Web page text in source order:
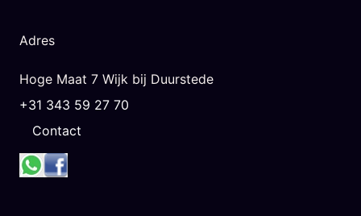
Adres
Hoge Maat 7 Wijk bij Duurstede
+31 343 59 27 70
Contact